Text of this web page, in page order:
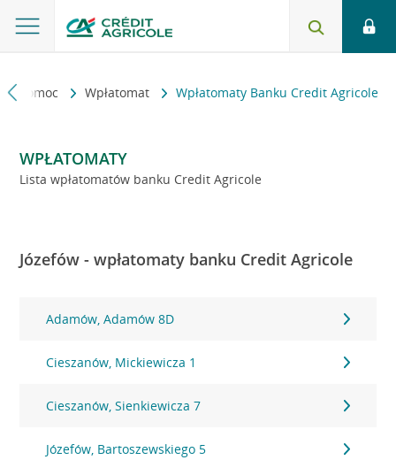
i pomoc Wpłatomat Wpłatomaty Banku Credit Agricole
WPŁATOMATY
Lista wpłatomatów banku Credit Agricole
Józefów - wpłatomaty banku Credit Agricole
Adamów, Adamów 8D
Cieszanów, Mickiewicza 1
Cieszanów, Sienkiewicza 7
Józefów, Bartoszewskiego 5